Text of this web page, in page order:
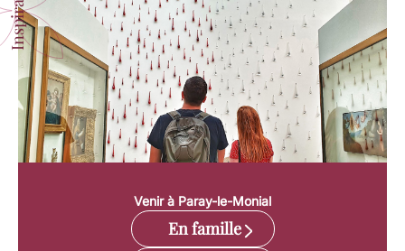
Venir à Paray-le-Monial
En famille